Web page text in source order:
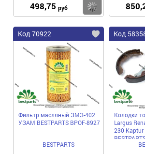
498,75 руб Купить
Код 70922
Фильтр масляный ЗМЗ-402
УЗАМ BESTPARTS BPOF-8927
BESTPARTS
Код
Колодки
Largus
230 Kaptur